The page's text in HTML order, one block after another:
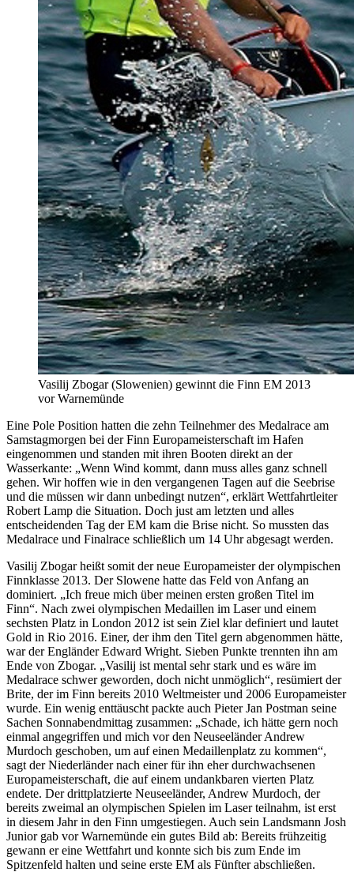
Vasilij Zbogar (Slowenien) gewinnt die Finn EM 2013
vor Warnemünde
Eine Pole Position hatten die zehn Teilnehmer des Medalrace am
Samstagmorgen bei der Finn Europameisterschaft im Hafen
eingenommen und standen mit ihren Booten direkt an der
Wasserkante: „Wenn Wind kommt, dann muss alles ganz schnell
gehen. Wir hoffen wie in den vergangenen Tagen auf die Seebrise
und die müssen wir dann unbedingt nutzen“, erklärt Wettfahrtleiter
Robert Lamp die Situation. Doch just am letzten und alles
entscheidenden Tag der EM kam die Brise nicht. So mussten das
Medalrace und Finalrace schließlich um 14 Uhr abgesagt werden.
Vasilij Zbogar heißt somit der neue Europameister der olympischen
Finnklasse 2013. Der Slowene hatte das Feld von Anfang an
dominiert. „Ich freue mich über meinen ersten großen Titel im
Finn“. Nach zwei olympischen Medaillen im Laser und einem
sechsten Platz in London 2012 ist sein Ziel klar definiert und lautet
Gold in Rio 2016. Einer, der ihm den Titel gern abgenommen hätte,
war der Engländer Edward Wright. Sieben Punkte trennten ihn am
Ende von Zbogar. „Vasilij ist mental sehr stark und es wäre im
Medalrace schwer geworden, doch nicht unmöglich“, resümiert der
Brite, der im Finn bereits 2010 Weltmeister und 2006 Europameister
wurde. Ein wenig enttäuscht packte auch Pieter Jan Postman seine
Sachen Sonnabendmittag zusammen: „Schade, ich hätte gern noch
einmal angegriffen und mich vor den Neuseeländer Andrew
Murdoch geschoben, um auf einen Medaillenplatz zu kommen“,
sagt der Niederländer nach einer für ihn eher durchwachsenen
Europameisterschaft, die auf einem undankbaren vierten Platz
endete. Der drittplatzierte Neuseeländer, Andrew Murdoch, der
bereits zweimal an olympischen Spielen im Laser teilnahm, ist erst
in diesem Jahr in den Finn umgestiegen. Auch sein Landsmann Josh
Junior gab vor Warnemünde ein gutes Bild ab: Bereits frühzeitig
gewann er eine Wettfahrt und konnte sich bis zum Ende im
Spitzenfeld halten und seine erste EM als Fünfter abschließen.